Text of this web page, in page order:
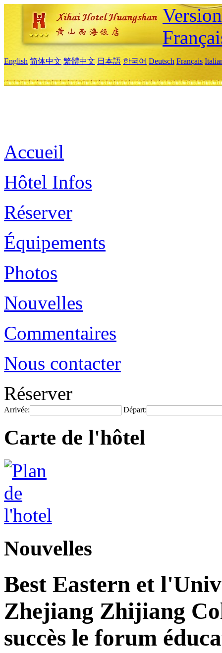
English 简体中文 繁體中文 日本語 한국어 Deutsch Français
Accueil
Hôtel Infos
Réserver
Équipements
Photos
Nouvelles
Commentaires
Nous contacter
Réserver
Arrivée: Départ:
Carte de l'hôtel
Nouvelles
Best Eastern et
Zhejiang Zhijiang
succès le forum